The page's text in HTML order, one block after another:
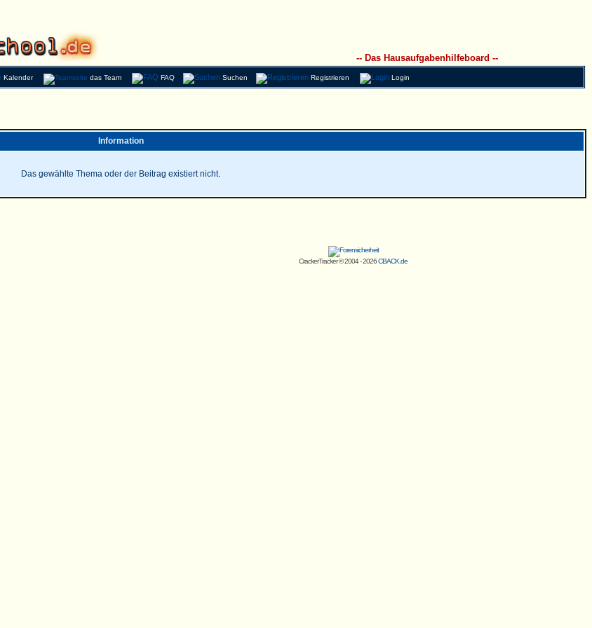
-- Das Hausaufgabenhilfeboard --
Kalender das Team FAQ Suchen Registrieren Login
Information
Das gewählte Thema oder der Beitrag existiert nicht.
CrackerTracker © 2004 - 2026CBACK.de